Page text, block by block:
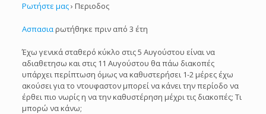
Ρωτήστε μας› Περιοδος
Ασπασιαρωτήθηκε πριν από 3 έτη
Έχω γενικά σταθερό κύκλο στις 5 Αυγούστου είναι να
αδιαθετησω και στις 11 Αυγούστου θα πάω διακοπές
υπάρχει περίπτωση όμως να καθυστερήσει 1-2 μέρες έχω
ακούσει για το ντουφαστον μπορεί να κάνει την περίοδο να
έρθει πιο νωρίς η να την καθυστέρηση μέχρι τις διακοπές; Τι
μπορώ να κάνω;